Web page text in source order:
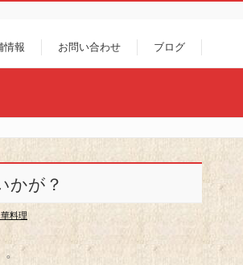
情報 お問い合わせ ブログ
かが？
料理